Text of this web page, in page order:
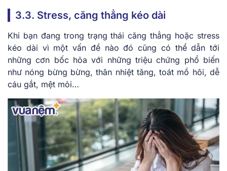
3.3. Stress, căng thẳng kéo dài
Khi bạn đang trong trạng thái căng thẳng hoặc stress
kéo dài vì một vấn đề nào đó cũng có thể dẫn tới
những cơn bốc hỏa với những triệu chứng phổ biến
như nóng bừng bừng, thân nhiệt tăng, toát mồ hôi, dễ
cáu gắt, mệt mỏi…